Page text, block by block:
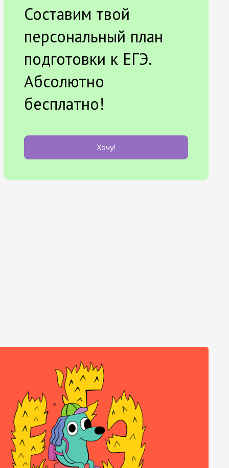
Составим твой
персональный план
подготовки к ЕГЭ.
Абсолютно
бесплатно!
Хочу!